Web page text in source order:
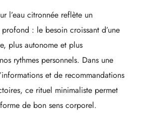
l’eau citronnée reflète un
: le besoin croissant d’une
plus autonome et plus
rythmes personnels. Dans une
et de recommandations
ce rituel minimaliste permet
de bon sens corporel.